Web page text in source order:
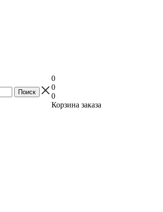
0
0
0
Корзина заказа